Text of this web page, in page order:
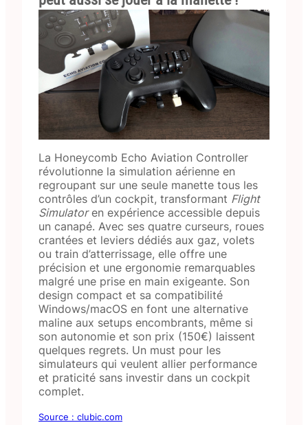
La Honeycomb Echo Aviation Controller
révolutionne la simulation aérienne en
regroupant sur une seule manette tous les
contrôles d’un cockpit, transformant Flight
Simulatoren expérience accessible depuis
un canapé. Avec ses quatre curseurs, roues
crantées et leviers dédiés aux gaz, volets
ou train d’atterrissage, elle offre une
précision et une ergonomie remarquables
malgré une prise en main exigeante. Son
design compact et sa compatibilité
Windows/macOS en font une alternative
maline aux setups encombrants, même si
son autonomie et son prix (150€) laissent
quelques regrets. Un must pour les
simulateurs qui veulent allier performance
et praticité sans investir dans un cockpit
complet.
Source : clubic.com